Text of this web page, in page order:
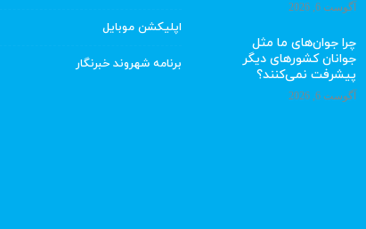
آگوست 6, 2026
چرا جوان‌های ما مثل
جوانان کشورهای دیگر
پیشرفت نمی‌کنند؟
آگوست 6, 2026
اپلیکشن موبایل
برنامه شهروند خبرنگار